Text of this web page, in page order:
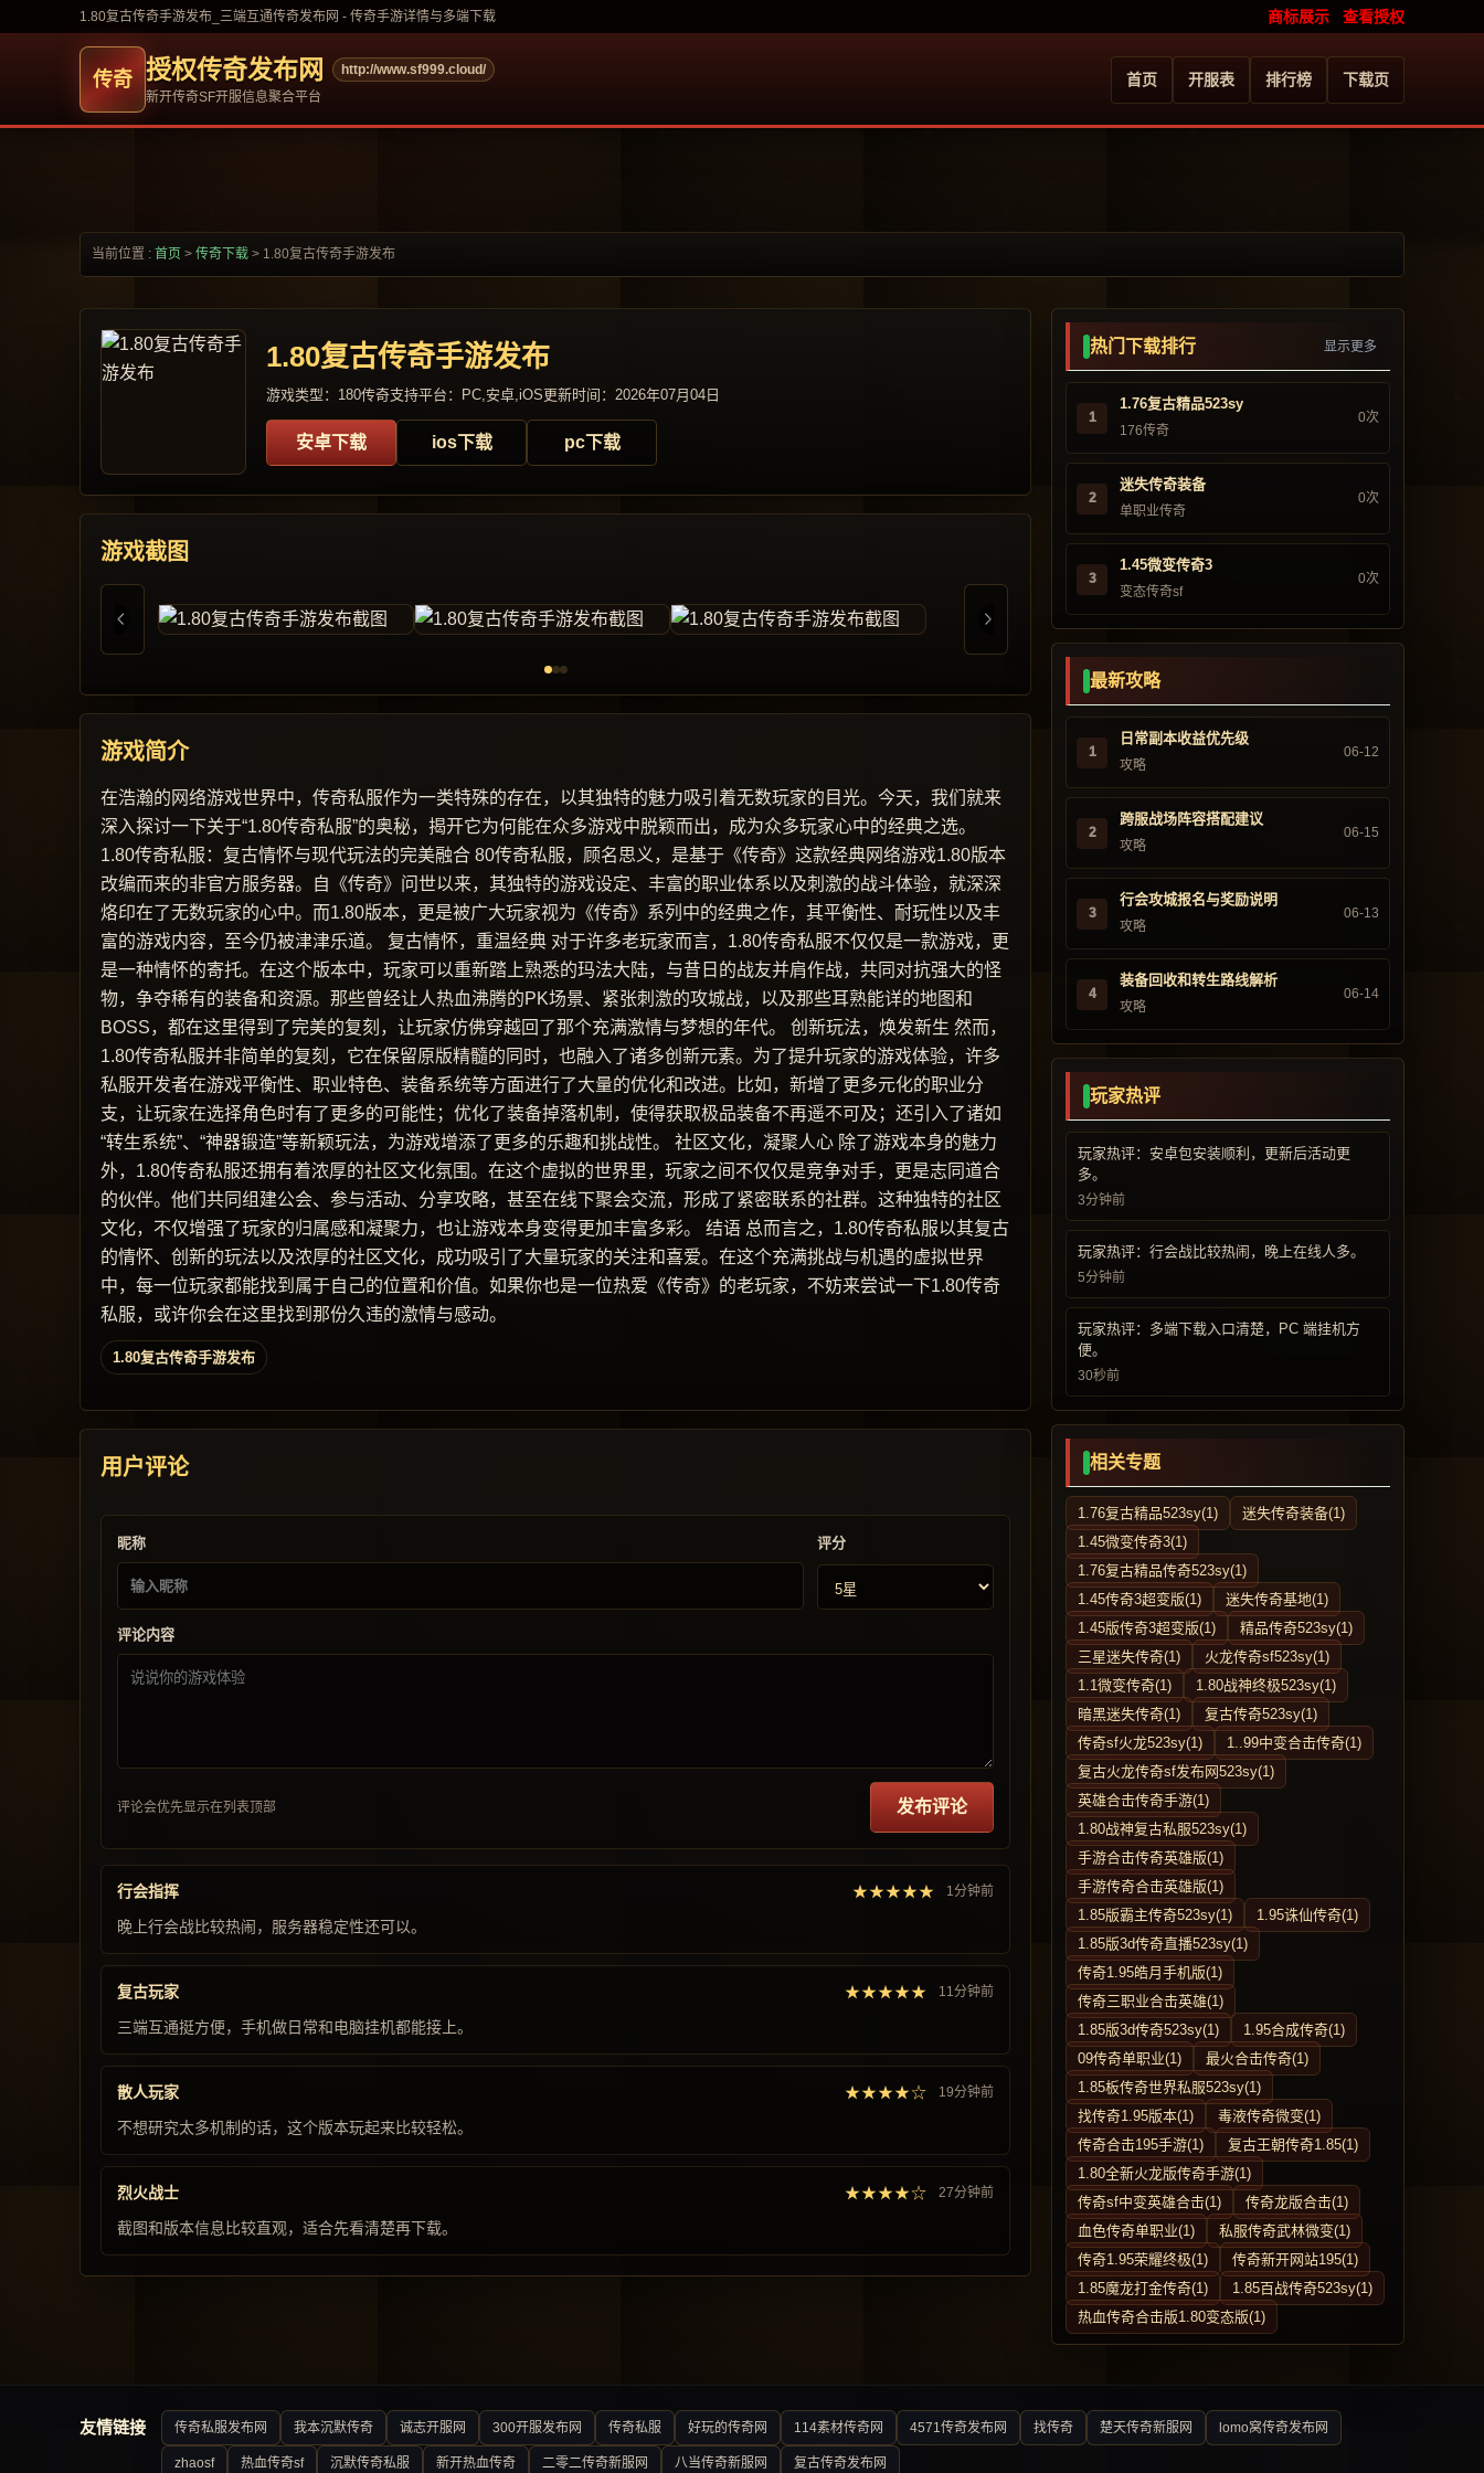
1.80复古传奇手游发布_三端互通传奇发布网 - 传奇手游详情与多端下载 商标展示 查看授权
授权传奇发布网
http://www.sf999.cloud/
新开传奇SF开服信息聚合平台
首页 开服表 排行榜 下载页
当前位置 : 首页 > 传奇下载 > 1.80复古传奇手游发布
1.80复古传奇手游发布
游戏类型：180传奇支持平台：PC,安卓,iOS更新时间：2026年07月04日
安卓下载 ios下载 pc下载
游戏截图
游戏简介
在浩瀚的网络游戏世界中，传奇私服作为一类特殊的存在，以其独特的魅力吸引着无数玩家的目光。今天，我们就来
深入探讨一下关于“1.80传奇私服”的奥秘，揭开它为何能在众多游戏中脱颖而出，成为众多玩家心中的经典之选。
1.80传奇私服：复古情怀与现代玩法的完美融合 80传奇私服，顾名思义，是基于《传奇》这款经典网络游戏1.80版本
改编而来的非官方服务器。自《传奇》问世以来，其独特的游戏设定、丰富的职业体系以及刺激的战斗体验，就深深
烙印在了无数玩家的心中。而1.80版本，更是被广大玩家视为《传奇》系列中的经典之作，其平衡性、耐玩性以及丰
富的游戏内容，至今仍被津津乐道。 复古情怀，重温经典 对于许多老玩家而言，1.80传奇私服不仅仅是一款游戏，更
是一种情怀的寄托。在这个版本中，玩家可以重新踏上熟悉的玛法大陆，与昔日的战友并肩作战，共同对抗强大的怪
物，争夺稀有的装备和资源。那些曾经让人热血沸腾的PK场景、紧张刺激的攻城战，以及那些耳熟能详的地图和
BOSS，都在这里得到了完美的复刻，让玩家仿佛穿越回了那个充满激情与梦想的年代。 创新玩法，焕发新生 然而，
1.80传奇私服并非简单的复刻，它在保留原版精髓的同时，也融入了诸多创新元素。为了提升玩家的游戏体验，许多
私服开发者在游戏平衡性、职业特色、装备系统等方面进行了大量的优化和改进。比如，新增了更多元化的职业分
支，让玩家在选择角色时有了更多的可能性；优化了装备掉落机制，使得获取极品装备不再遥不可及；还引入了诸如
“转生系统”、“神器锻造”等新颖玩法，为游戏增添了更多的乐趣和挑战性。 社区文化，凝聚人心 除了游戏本身的魅力
外，1.80传奇私服还拥有着浓厚的社区文化氛围。在这个虚拟的世界里，玩家之间不仅仅是竞争对手，更是志同道合
的伙伴。他们共同组建公会、参与活动、分享攻略，甚至在线下聚会交流，形成了紧密联系的社群。这种独特的社区
文化，不仅增强了玩家的归属感和凝聚力，也让游戏本身变得更加丰富多彩。 结语 总而言之，1.80传奇私服以其复古
的情怀、创新的玩法以及浓厚的社区文化，成功吸引了大量玩家的关注和喜爱。在这个充满挑战与机遇的虚拟世界
中，每一位玩家都能找到属于自己的位置和价值。如果你也是一位热爱《传奇》的老玩家，不妨来尝试一下1.80传奇
私服，或许你会在这里找到那份久违的激情与感动。
1.80复古传奇手游发布
用户评论
昵称 评分
评论内容
评论会优先显示在列表顶部 发布评论
行会指挥 ★★★★★ 1分钟前
晚上行会战比较热闹，服务器稳定性还可以。
复古玩家 ★★★★★ 11分钟前
三端互通挺方便，手机做日常和电脑挂机都能接上。
散人玩家 ★★★★☆ 19分钟前
不想研究太多机制的话，这个版本玩起来比较轻松。
烈火战士 ★★★★☆ 27分钟前
截图和版本信息比较直观，适合先看清楚再下载。
热门下载排行 显示更多
1
1.76复古精品523sy
176传奇
0次
2
迷失传奇装备
单职业传奇
0次
3
1.45微变传奇3
变态传奇sf
0次
最新攻略
1
日常副本收益优先级
攻略
06-12
2
跨服战场阵容搭配建议
攻略
06-15
3
行会攻城报名与奖励说明
攻略
06-13
4
装备回收和转生路线解析
攻略
06-14
玩家热评
玩家热评：安卓包安装顺利，更新后活动更
多。
3分钟前
玩家热评：行会战比较热闹，晚上在线人多。
5分钟前
玩家热评：多端下载入口清楚，PC 端挂机方
便。
30秒前
相关专题
1.76复古精品523sy(1)
迷失传奇装备(1)
1.45微变传奇3(1)
1.76复古精品传奇523sy(1)
1.45传奇3超变版(1)
迷失传奇基地(1)
1.45版传奇3超变版(1)
精品传奇523sy(1)
三星迷失传奇(1)
火龙传奇sf523sy(1)
1.1微变传奇(1)
1.80战神终极523sy(1)
暗黑迷失传奇(1)
复古传奇523sy(1)
传奇sf火龙523sy(1)
1..99中变合击传奇(1)
复古火龙传奇sf发布网523sy(1)
英雄合击传奇手游(1)
1.80战神复古私服523sy(1)
手游合击传奇英雄版(1)
手游传奇合击英雄版(1)
1.85版霸主传奇523sy(1)
1.95诛仙传奇(1)
1.85版3d传奇直播523sy(1)
传奇1.95皓月手机版(1)
传奇三职业合击英雄(1)
1.85版3d传奇523sy(1)
1.95合成传奇(1)
09传奇单职业(1)
最火合击传奇(1)
1.85板传奇世界私服523sy(1)
找传奇1.95版本(1)
毒液传奇微变(1)
传奇合击195手游(1)
复古王朝传奇1.85(1)
1.80全新火龙版传奇手游(1)
传奇sf中变英雄合击(1)
传奇龙版合击(1)
血色传奇单职业(1)
私服传奇武林微变(1)
传奇1.95荣耀终极(1)
传奇新开网站195(1)
1.85魔龙打金传奇(1)
1.85百战传奇523sy(1)
热血传奇合击版1.80变态版(1)
友情链接 传奇私服发布网 我本沉默传奇 诚志开服网 300开服发布网 传奇私服 好玩的传奇网 114素材传奇网 4571传奇发布网 找传奇 楚天传奇新服网 lomo窝传奇发布网
zhaosf 热血传奇sf 沉默传奇私服 新开热血传奇 二零二传奇新服网 八当传奇新服网 复古传奇发布网